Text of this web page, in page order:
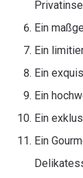
Ein
Ein
Ein
Ein
Ein
Ein